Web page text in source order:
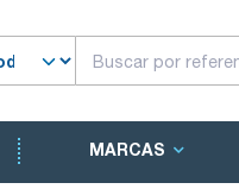
MARCAS